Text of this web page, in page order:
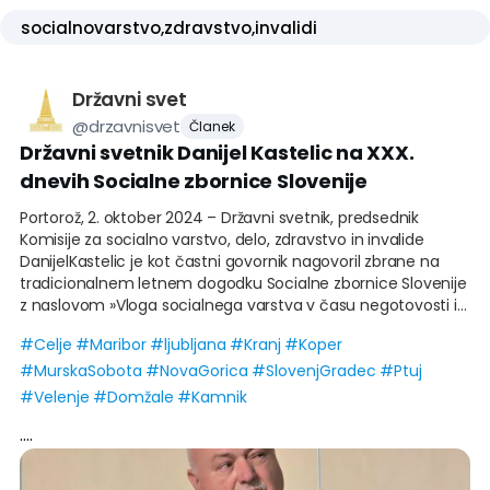
Državni svet
@drzavnisvet Članek
Državni svetnik Danijel Kastelic na XXX.
dnevih Socialne zbornice Slovenije
Portorož, 2. oktober 2024 – Državni svetnik, predsednik
Komisije za socialno varstvo, delo, zdravstvo in invalide
DanijelKastelic je kot častni govornik nagovoril zbrane na
tradicionalnem letnem dogodku Socialne zbornice Slovenije
z naslovom »Vloga socialnega varstva v času negotovosti in
V nagovoru je poudaril, da tovrstna srečanja za vse, ki so na
predstavljajo pomembno priložnost za izmenjavo pogledov
na določene tematike, ki jih trenutno prepoznavamo bodisi
kot izziv bodisi kot priložnost za nadaljnji razvoj sistema, pa
#Celje #Maribor #ljubljana #Kranj #Koper
#MurskaSobota #NovaGorica #SlovenjGradec #Ptuj
#Velenje #Domžale #Kamnik
....